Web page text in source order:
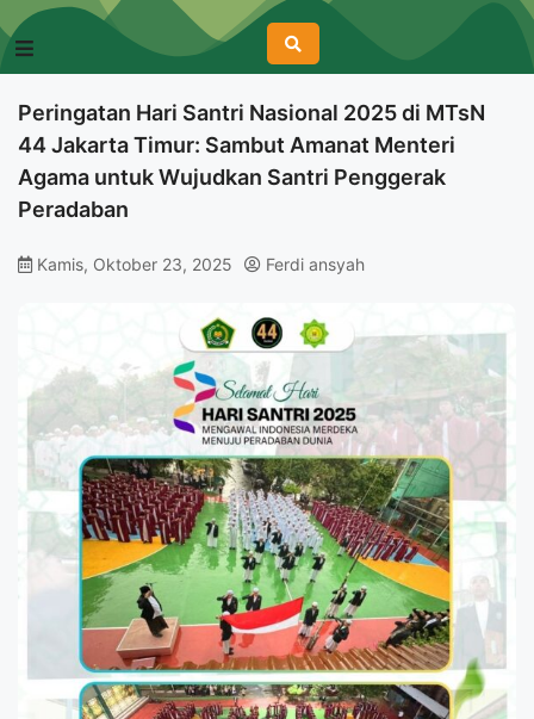
Peringatan Hari Santri Nasional 2025 di MTsN
44 Jakarta Timur: Sambut Amanat Menteri
Agama untuk Wujudkan Santri Penggerak
Peradaban
Kamis, Oktober 23, 2025 Ferdi ansyah